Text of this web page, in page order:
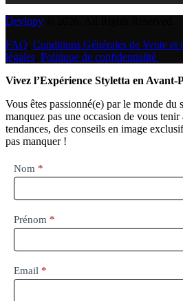
Devlopy
FAQ Conditions Générales de Vente et
légales Politique de confidentialité
Vivez l’Expérience Styletta en Avant-
Vous êtes passionné(e) par le monde du
manquez pas une occasion de vous
tendances, des conseils en image
pas manquer !
Newsletter
Francais
Nom *
Prénom *
Email *